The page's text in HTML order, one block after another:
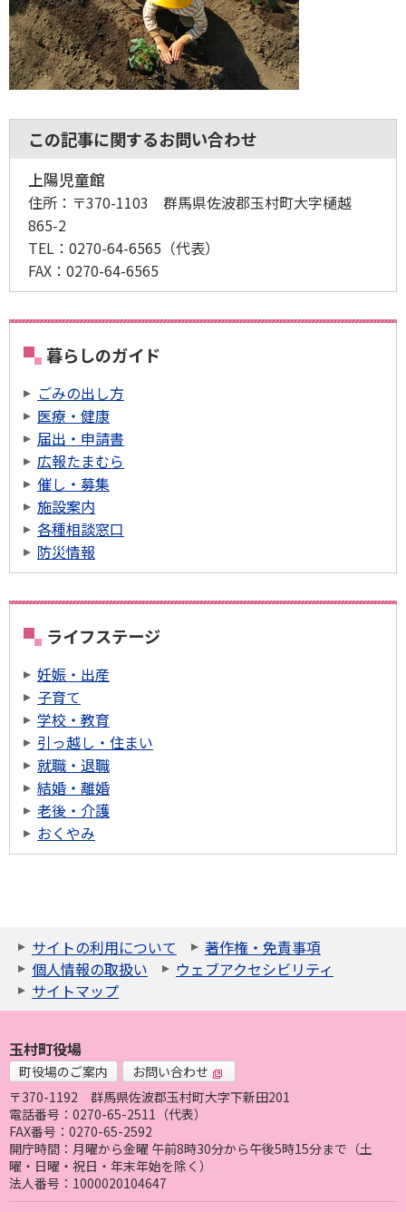
この記事に関するお問い合わせ
上陽児童館
住所： 〒370-1103 群馬県佐波郡玉村町大字樋越
865-2
TEL： 0270-64-6565 （代表）
FAX： 0270-64-6565
暮らしのガイド
ごみの出し方
医療・健康
届出・申請書
広報たまむら
催し・募集
施設案内
各種相談窓口
防災情報
ライフステージ
妊娠・出産
子育て
学校・教育
引っ越し・住まい
就職・退職
結婚・離婚
老後・介護
おくやみ
サイトの利用について
著作権・免責事項
個人情報の取扱い
ウェブアクセシビリティ
サイトマップ
玉村町役場
町役場のご案内
お問い合わせ
〒370-1192
群馬県佐波郡玉村町大字下新田201
電話番号：0270-65-2511（代表）
FAX番号：0270-65-2592
開庁時間：月曜から金曜 午前8時30分から午後5時15分まで（土
曜・日曜・祝日・年末年始を除く）
法人番号：1000020104647